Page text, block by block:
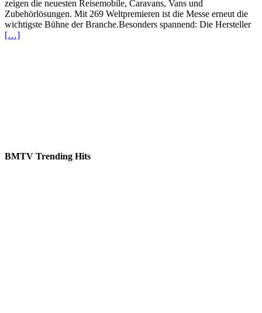
zeigen die neuesten Reisemobile, Caravans, Vans und
Zubehörlösungen. Mit 269 Weltpremieren ist die Messe erneut die
wichtigste Bühne der Branche.Besonders spannend: Die Hersteller
[…]
BMTV Trending Hits